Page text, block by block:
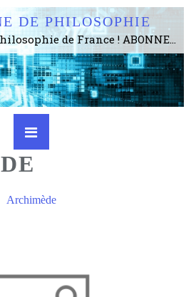
DE PHILOSOPHIE
Le plus gros site de philosophie de France ! ABONNEZ-VOUS ! 4115 Articles, 1634 abonné·e·s, depuis 2006 . . . . . . . . 2 852 214 pages vues jusqu'à présent. Prestance et être apte à un plus grand nombre de choses.
Archimède